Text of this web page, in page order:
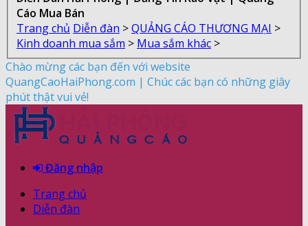
Cáo Mua Bán
Trang chủ Diễn đàn >QUẢNG CÁO THƯƠNG MẠI >
Kinh doanh mua sắm > Mua sắm khác >
Chào mừng các bạn đến với website
QuangCaoHaiPhong.com | Chúc các bạn có những giây
phút thật vui vẻ!
Đăng nhập
Trang chủ
Diễn đàn